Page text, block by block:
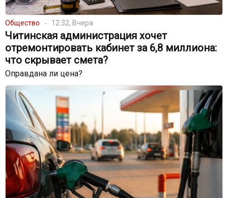
Общество 12:32, Вчера
Читинская администрация хочет
отремонтировать кабинет за 6,8 миллиона:
что скрывает смета?
Оправдана ли цена?